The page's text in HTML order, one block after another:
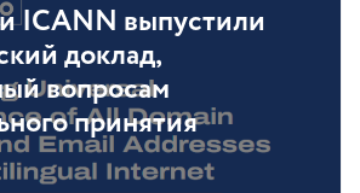
выпустили
доклад,
вопросам
принятия